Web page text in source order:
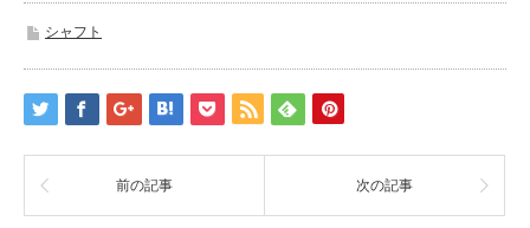
シャフト
前の記事 次の記事